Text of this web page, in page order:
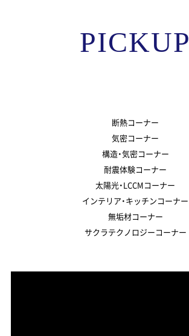
PICKUP
断熱コーナー
気密コーナー
構造・気密コーナー
耐震体験コーナー
太陽光・LCCMコーナー
インテリア・キッチンコーナー
無垢材コーナー
サクラテクノロジーコーナー